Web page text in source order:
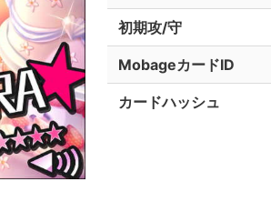
初期攻/守
MobageカードID
カードハッシュ